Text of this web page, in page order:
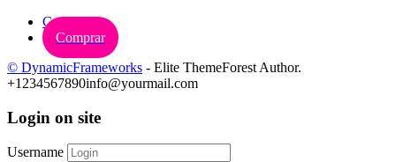
Carrinho
Comprar
© DynamicFrameworks - Elite ThemeForest Author.
+1234567890info@yourmail.com
Login on site
Username